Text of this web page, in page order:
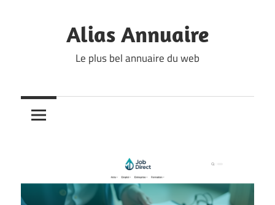
Alias Annuaire
Le plus bel annuaire du web